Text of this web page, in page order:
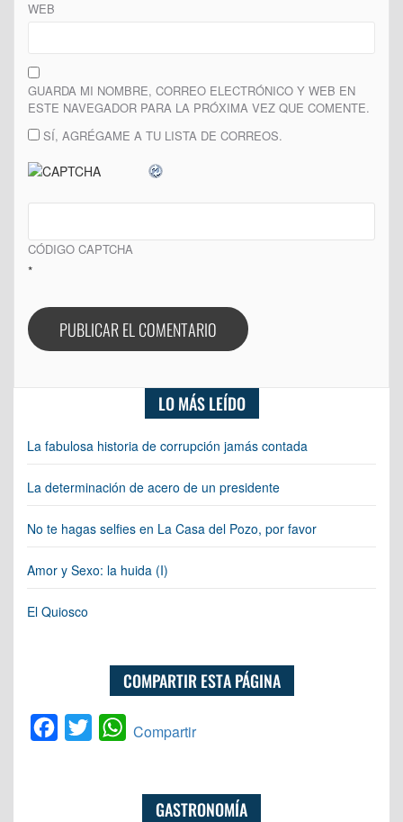
WEB
GUARDA MI NOMBRE, CORREO ELECTRÓNICO Y WEB EN
ESTE NAVEGADOR PARA LA PRÓXIMA VEZ QUE COMENTE.
SÍ, AGRÉGAME A TU LISTA DE CORREOS.
CÓDIGO CAPTCHA
*
LO MÁS LEÍDO
La fabulosa historia de corrupción jamás contada
La determinación de acero de un presidente
No te hagas selfies en La Casa del Pozo, por favor
Amor y Sexo: la huida (I)
El Quiosco
COMPARTIR ESTA PÁGINA
Facebook
Twitter WhatsApp
Compartir
GASTRONOMÍA